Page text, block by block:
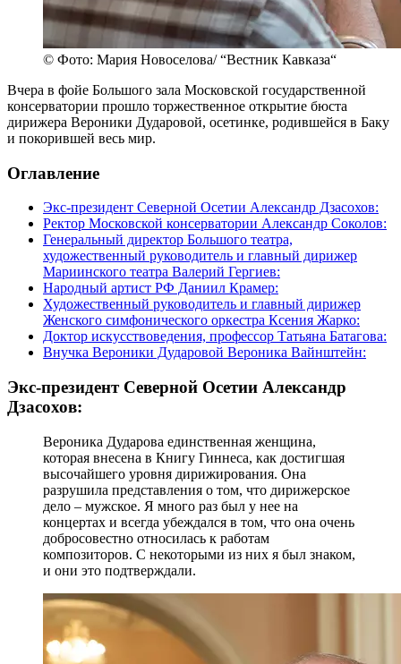
© Фото: Мария Новоселова/ “Вестник Кавказа“
Вчера в фойе Большого зала Московской государственной
консерватории прошло торжественное открытие бюста
дирижера Вероники Дударовой, осетинке, родившейся в Баку
и покорившей весь мир.
Оглавление
Экс-президент Северной Осетии Александр Дзасохов:
Ректор Московской консерватории Александр Соколов:
Генеральный директор Большого театра,
художественный руководитель и главный дирижер
Мариинского театра Валерий Гергиев:
Народный артист РФ Даниил Крамер:
Художественный руководитель и главный дирижер
Женского симфонического оркестра Ксения Жарко:
Доктор искусствоведения, профессор Татьяна Батагова:
Внучка Вероники Дударовой Вероника Вайнштейн:
Экс-президент Северной Осетии Александр
Дзасохов:
Вероника Дударова единственная женщина,
которая внесена в Книгу Гиннеса, как достигшая
высочайшего уровня дирижирования. Она
разрушила представления о том, что дирижерское
дело – мужское. Я много раз был у нее на
концертах и всегда убеждался в том, что она очень
добросовестно относилась к работам
композиторов. С некоторыми из них я был знаком,
и они это подтверждали.